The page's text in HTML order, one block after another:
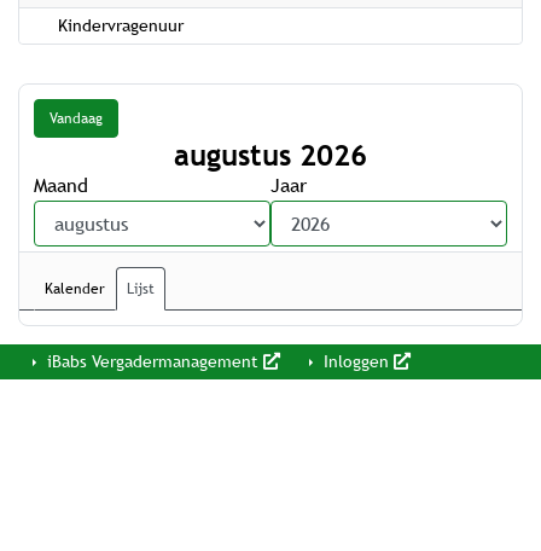
Kindervragenuur
Vandaag
augustus 2026
Maand Jaar
Kalender Lijst
iBabs Vergadermanagement Inloggen